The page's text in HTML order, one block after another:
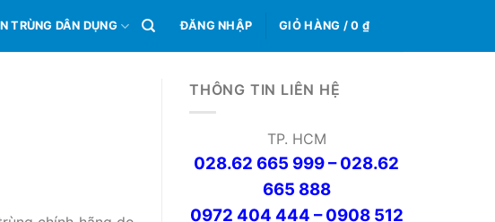
TRÙNG DÂN DỤNG ĐĂNG NHẬP GIỎ HÀNG /0 ₫
THÔNG TIN LIÊN HỆ
TP. HCM
028.62 665 999 – 028.62
665 888
0972 404 444 – 0908 512